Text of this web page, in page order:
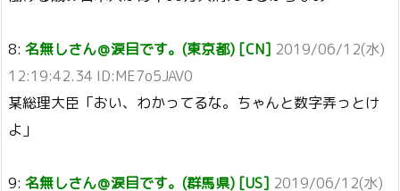
8: 名無しさん＠涙目です。(東京都) [CN] 2019/06/12(水)
12:19:42.34 ID:ME7o5JAV0
某総理大臣「おい、わかってるな。ちゃんと数字弄っとけ
よ」
9: 名無しさん＠涙目です。(群馬県) [US] 2019/06/12(水)